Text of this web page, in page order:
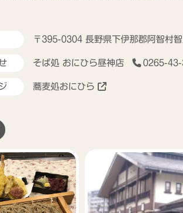
〒395-0304 長野県下伊那郡阿智村
そば処 おにひら昼神店 0265-
蕎麦処おにひら
じめました！
年11月25日